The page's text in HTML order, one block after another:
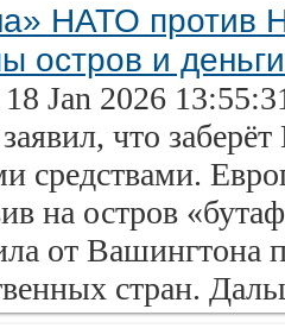
НАТО против
остров и деньги
Jan 2026
что
средствами.
на остров
от Вашингтона
стран.